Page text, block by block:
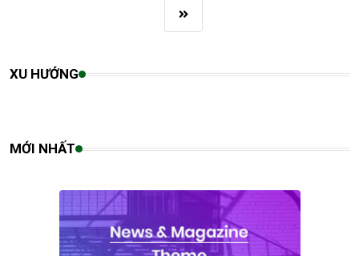
XU HƯỚNG
MỚI NHẤT